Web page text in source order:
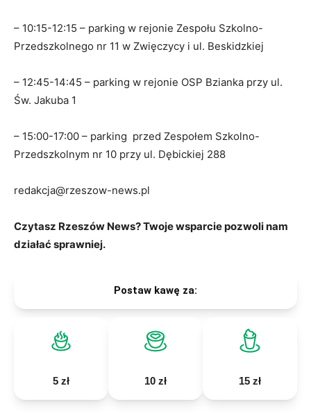
– 10:15-12:15 – parking w rejonie Zespołu Szkolno-
Przedszkolnego nr 11 w Zwięczycy i ul. Beskidzkiej
– 12:45-14:45 – parking w rejonie OSP Bzianka przy ul.
Św. Jakuba 1
– 15:00-17:00 – parking przed Zespołem Szkolno-
Przedszkolnym nr 10 przy ul. Dębickiej 288
redakcja@rzeszow-news.pl
Czytasz Rzeszów News? Twoje wsparcie pozwoli nam
działać sprawniej.
Postaw kawę za:
5 zł 10 zł 15 zł